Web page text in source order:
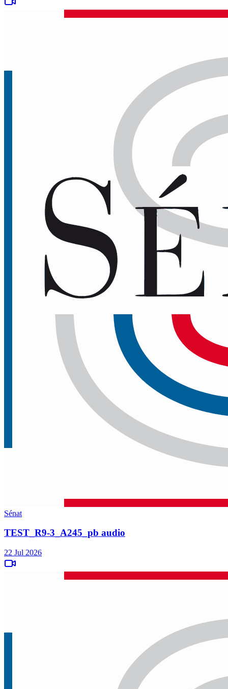
Sénat
TEST_R9-3_A245_pb audio
22 Jul 2026